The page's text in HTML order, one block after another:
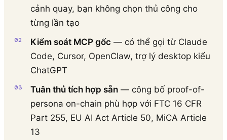
cảnh quay, bạn không chọn thủ công cho
từng lần tạo
Kiểm soát MCP gốc — có thể gọi từ Claude
Code, Cursor, OpenClaw, trợ lý desktop kiểu
ChatGPT
Tuân thủ tích hợp sẵn — công bố proof-of-
persona on-chain phù hợp với FTC 16 CFR
Part 255, EU AI Act Article 50, MiCA Article
13